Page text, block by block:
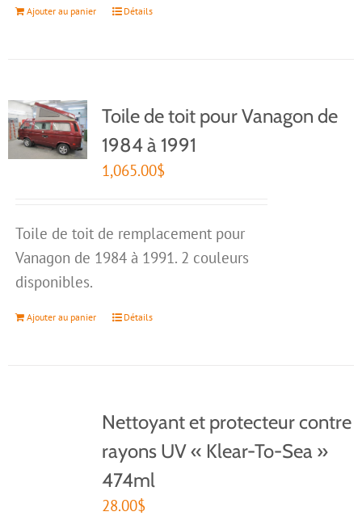
Ajouter au panier Détails
Toile de toit pour Vanagon de
1984 à 1991
1,065.00$
Toile de toit de remplacement pour
Vanagon de 1984 à 1991. 2 couleurs
disponibles.
Ajouter au panier Détails
Nettoyant et protecteur contre
rayons UV « Klear-To-Sea »
474ml
28.00$